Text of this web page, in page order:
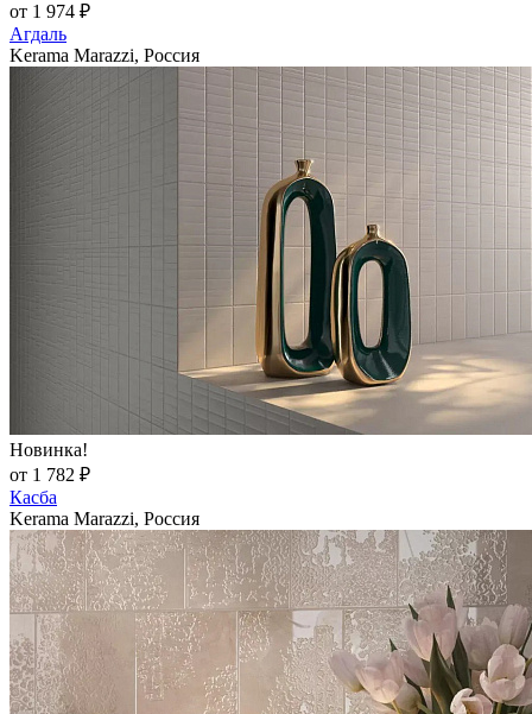
от 1 974 ₽
Агдаль
Kerama Marazzi, Россия
Новинка!
от 1 782 ₽
Касба
Kerama Marazzi, Россия